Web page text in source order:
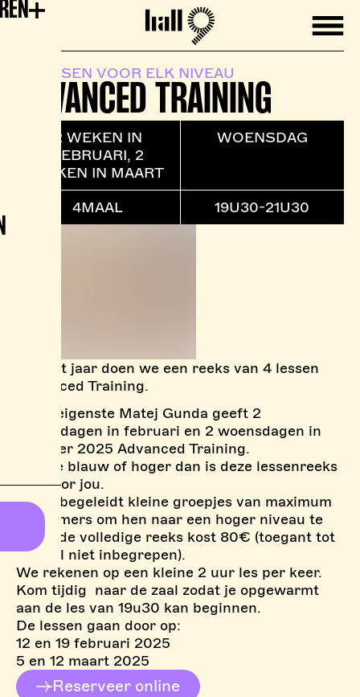
Mobile
Hall9
LESSEN VOOR ELK NIVEAU
ADVANCED TRAINING
2 WEKEN IN
FEBRUARI, 2
WEKEN IN MAART
WOENSDAG
4MAAL 19U30-21U30
Ook dit jaar doen we een reeks van 4 lessen
Advanced Training.
Onze eigenste Matej Gunda geeft 2
woensdagen in februari en 2 woensdagen in
Oktober 2025 Advanced Training.
Klim je blauw of hoger dan is deze lessenreeks
iets voor jou.
Matej begeleidt kleine groepjes van maximum
5 klimmers om hen naar een hoger niveau te
tillen. de volledige reeks kost 80€ (toegant tot
de zaal niet inbegrepen).
We rekenen op een kleine 2 uur les per keer.
Kom tijdig naar de zaal zodat je opgewarmt
aan de les van 19u30 kan beginnen.
De lessen gaan door op:
12 en 19 februari 2025
5 en 12 maart 2025
Reserveer online